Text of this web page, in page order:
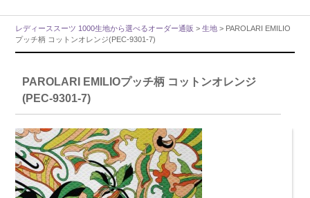
レディーススーツ 1000生地から選べるオーダー通販 >生地 > PAROLARI EMILIO
プッチ柄 コットンオレンジ(PEC-9301-7)
PAROLARI EMILIOプッチ柄 コットンオレンジ
(PEC-9301-7)